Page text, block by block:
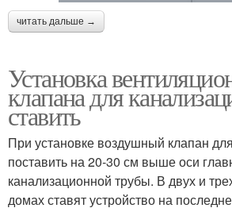
читать дальше →
Установка
клапана для
ставить
При установке воздушный клапан
поставить на 20-30 см выше оси
канализационной трубы. В двух и
домах ставят устройство на